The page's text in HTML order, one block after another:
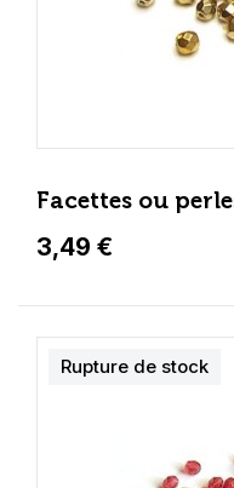
Facettes ou
3,49 €
Rupture de stock